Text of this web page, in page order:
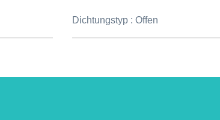
Dichtungstyp :Offen